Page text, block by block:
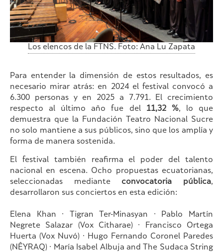
Los elencos de la FTNS. Foto: Ana Lu Zapata
Para entender la dimensión de estos resultados, es
necesario mirar atrás: en 2024 el festival convocó a
6.300 personas y en 2025 a 7.791. El crecimiento
respecto al último año fue del 11,32 %, lo que
demuestra que la Fundación Teatro Nacional Sucre
no solo mantiene a sus públicos, sino que los amplía y
forma de manera sostenida.
El festival también reafirma el poder del talento
nacional en escena. Ocho propuestas ecuatorianas,
seleccionadas mediante convocatoria pública,
desarrollaron sus conciertos en esta edición:
Elena Khan · Tigran Ter-Minasyan · Pablo Martín
Negrete Salazar (Vox Citharae) · Francisco Ortega
Huerta (Vox Nuvó) · Hugo Fernando Coronel Paredes
(NÊYRAQ) · María Isabel Albuja and The Sudaca String